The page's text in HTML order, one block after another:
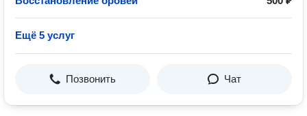
Ещё 5 услуг
Позвонить Чат